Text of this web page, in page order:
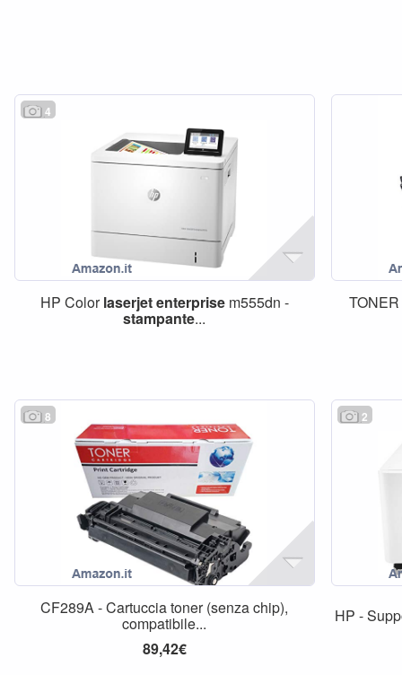
4
HP Colorlaserjetenterprisem555dn -
stampante...
8
CF289A - Cartuccia toner (senza chip),
compatibile...
89,42€
2
HP -